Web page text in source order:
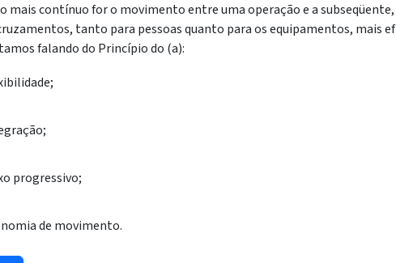
mais contínuo for o movimento entre uma operação e a subseqüente,
tanto para pessoas quanto para os equipamentos, mais
falando do Princípio do (a):
progressivo;
de movimento.